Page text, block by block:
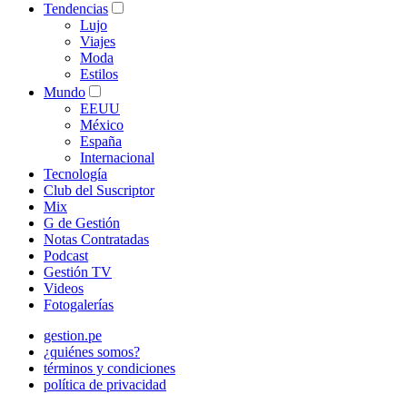
Tendencias
Lujo
Viajes
Moda
Estilos
Mundo
EEUU
México
España
Internacional
Tecnología
Club del Suscriptor
Mix
G de Gestión
Notas Contratadas
Podcast
Gestión TV
Videos
Fotogalerías
gestion.pe
¿quiénes somos?
términos y condiciones
política de privacidad